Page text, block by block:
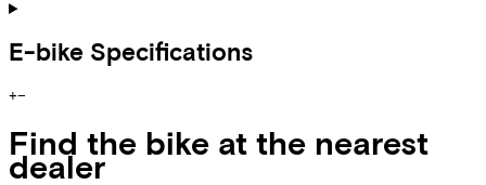
E-bike Specifications
+−
Find the bike at the nearest
dealer